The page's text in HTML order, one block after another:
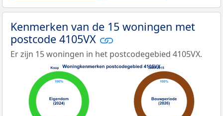
Kenmerken van de 15 woningen met
postcode 4105VX
Er zijn 15 woningen in het postcodegebied 4105VX.